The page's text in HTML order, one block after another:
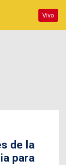
Vivo
de la
para